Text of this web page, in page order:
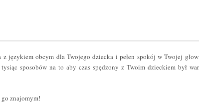
językiem obcym dla Twojego dziecka i pełen spokój w Twojej
sposobów na to aby czas spędzony z Twoim dzieckiem był
go znajomym!